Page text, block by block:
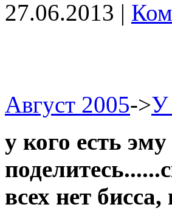
27.06.2013 |
Август 2005->У
у кого есть
всех нет